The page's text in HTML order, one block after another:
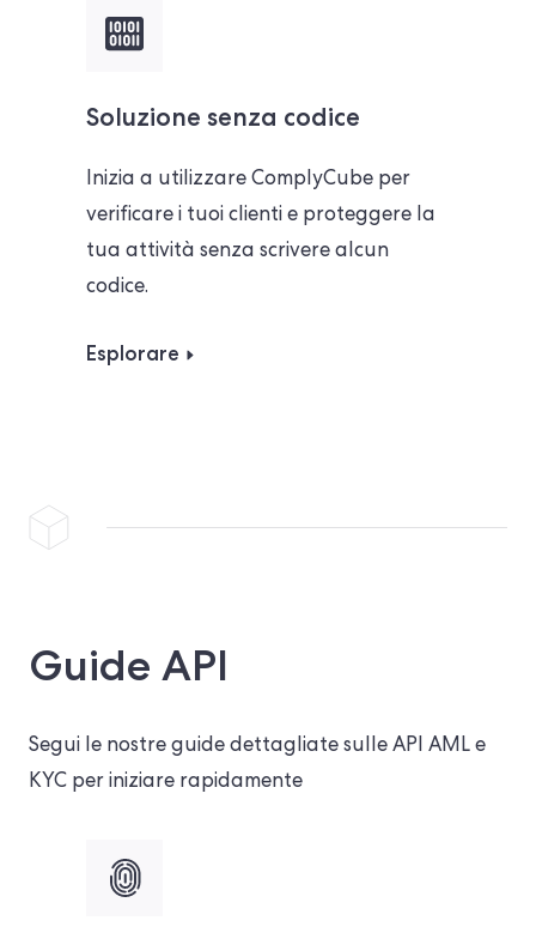
Soluzione senza codice
Inizia a utilizzare ComplyCube per
verificare i tuoi clienti e proteggere la
tua attività senza scrivere alcun
codice.
Esplorare
Guide API
Segui le nostre guide dettagliate sulle API AML e
KYC per iniziare rapidamente